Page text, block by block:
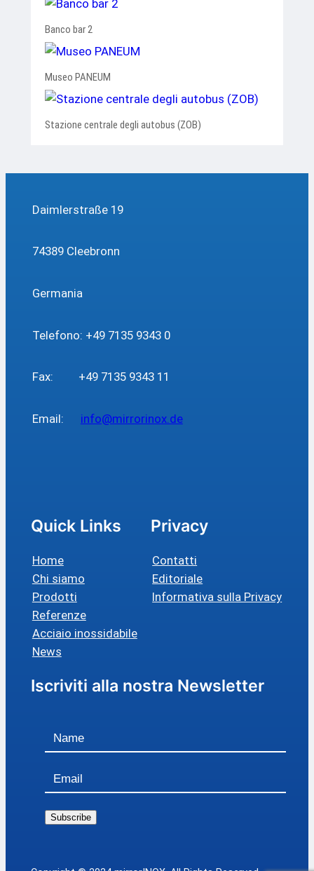
Banco bar 2
Museo PANEUM
Stazione centrale degli autobus (ZOB)
Daimlerstraße 19
74389 Cleebronn
Germania
Telefono: +49 7135 9343 0
Fax: +49 7135 9343 11
Email: info@mirrorinox.de
Quick Links
Home
Chi siamo
Prodotti
Referenze
Acciaio inossidabile
News
Privacy
Contatti
Editoriale
Informativa sulla Privacy
Iscriviti alla nostra Newsletter
Subscribe